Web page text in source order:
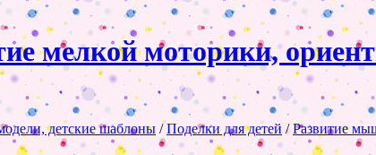
мелкой моторики,
детские шаблоны /Поделки для детей /Развитие